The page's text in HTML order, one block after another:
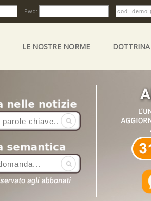
Pwd:
LE NOSTRE NORME DOTTRINA